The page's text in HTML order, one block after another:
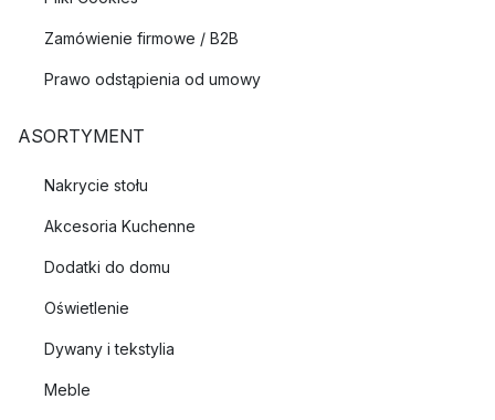
Zamówienie firmowe / B2B
Prawo odstąpienia od umowy
ASORTYMENT
Nakrycie stołu
Akcesoria Kuchenne
Dodatki do domu
Oświetlenie
Dywany i tekstylia
Meble